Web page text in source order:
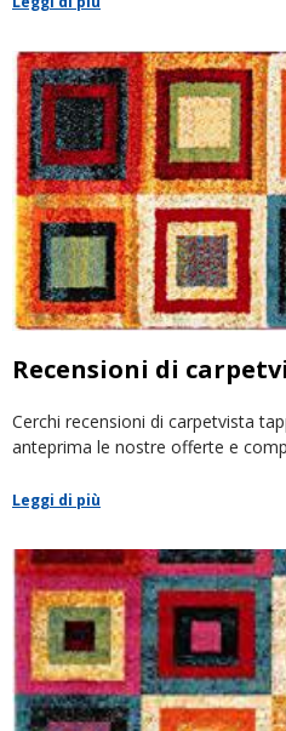
Recensioni di
Cerchi recensioni di carpetvista
anteprima le nostre offerte e
Leggi di più